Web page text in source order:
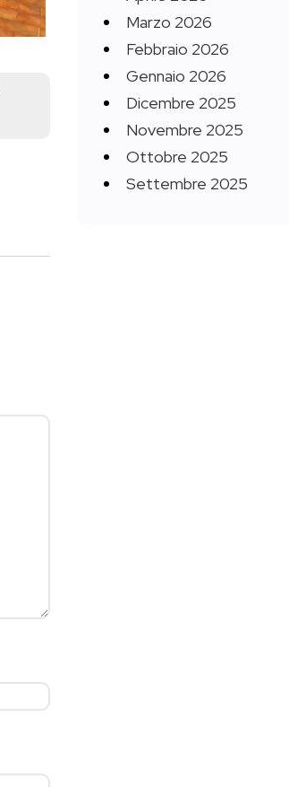
Marzo 2026
Febbraio 2026
Gennaio 2026
Dicembre 2025
Novembre 2025
Ottobre 2025
Settembre 2025